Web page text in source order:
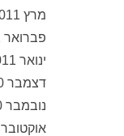
מרץ 2011
פברואר 2011
ינואר 2011
דצמבר 2010
נובמבר 2010
אוקטובר 2010